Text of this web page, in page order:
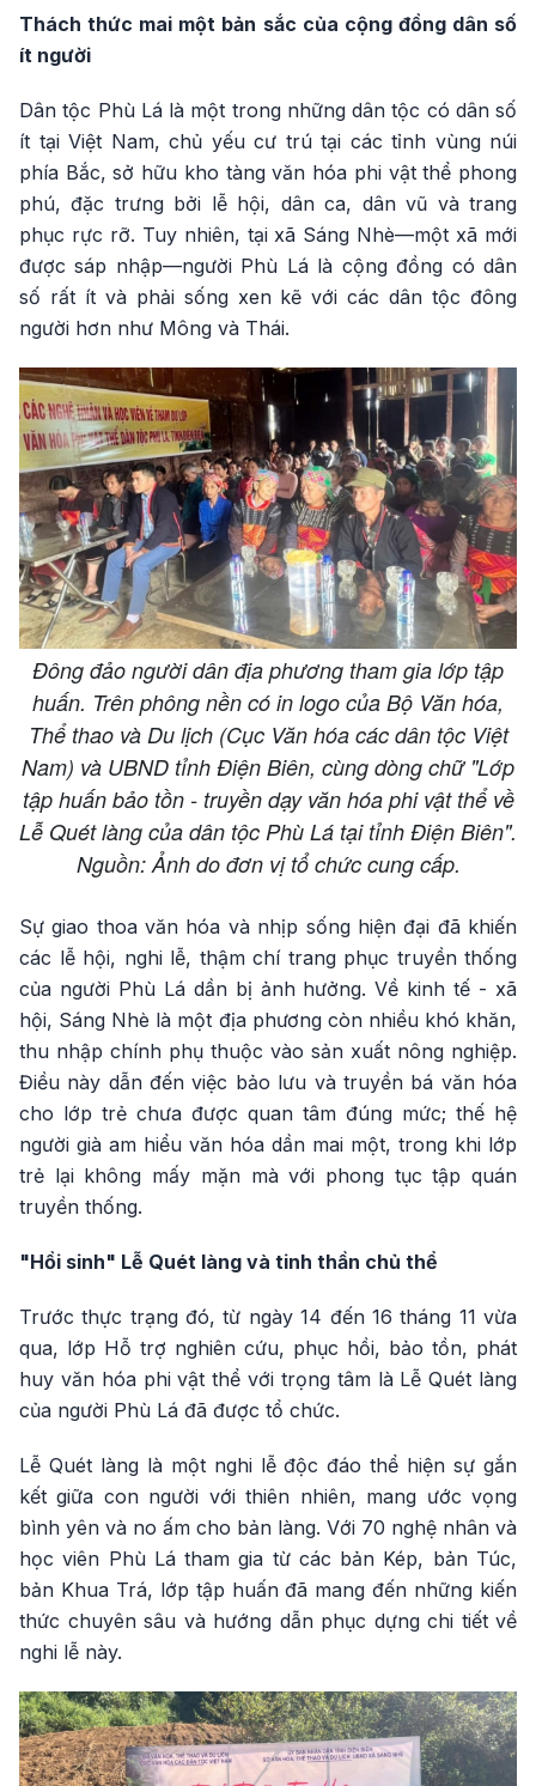
Thách thức mai một bản sắc của cộng đồng dân số
ít người
Dân tộc Phù Lá là một trong những dân tộc có dân số
ít tại Việt Nam, chủ yếu cư trú tại các tỉnh vùng núi
phía Bắc, sở hữu kho tàng văn hóa phi vật thể phong
phú, đặc trưng bởi lễ hội, dân ca, dân vũ và trang
phục rực rỡ. Tuy nhiên, tại xã Sáng Nhè—một xã mới
được sáp nhập—người Phù Lá là cộng đồng có dân
số rất ít và phải sống xen kẽ với các dân tộc đông
người hơn như Mông và Thái.
Đông đảo người dân địa phương tham gia lớp tập
huấn. Trên phông nền có in logo của Bộ Văn hóa,
Thể thao và Du lịch (Cục Văn hóa các dân tộc Việt
Nam) và UBND tỉnh Điện Biên, cùng dòng chữ "Lớp
tập huấn bảo tồn - truyền dạy văn hóa phi vật thể về
Lễ Quét làng của dân tộc Phù Lá tại tỉnh Điện Biên".
Nguồn: Ảnh do đơn vị tổ chức cung cấp.
Sự giao thoa văn hóa và nhịp sống hiện đại đã khiến
các lễ hội, nghi lễ, thậm chí trang phục truyền thống
của người Phù Lá dần bị ảnh hưởng. Về kinh tế - xã
hội, Sáng Nhè là một địa phương còn nhiều khó khăn,
thu nhập chính phụ thuộc vào sản xuất nông nghiệp.
Điều này dẫn đến việc bảo lưu và truyền bá văn hóa
cho lớp trẻ chưa được quan tâm đúng mức; thế hệ
người già am hiểu văn hóa dần mai một, trong khi lớp
trẻ lại không mấy mặn mà với phong tục tập quán
truyền thống.
"Hồi sinh" Lễ Quét làng và tinh thần chủ thể
Trước thực trạng đó, từ ngày 14 đến 16 tháng 11 vừa
qua, lớp Hỗ trợ nghiên cứu, phục hồi, bảo tồn, phát
huy văn hóa phi vật thể với trọng tâm là Lễ Quét làng
của người Phù Lá đã được tổ chức.
Lễ Quét làng là một nghi lễ độc đáo thể hiện sự gắn
kết giữa con người với thiên nhiên, mang ước vọng
bình yên và no ấm cho bản làng. Với 70 nghệ nhân và
học viên Phù Lá tham gia từ các bản Kép, bản Túc,
bản Khua Trá, lớp tập huấn đã mang đến những kiến
thức chuyên sâu và hướng dẫn phục dựng chi tiết về
nghi lễ này.